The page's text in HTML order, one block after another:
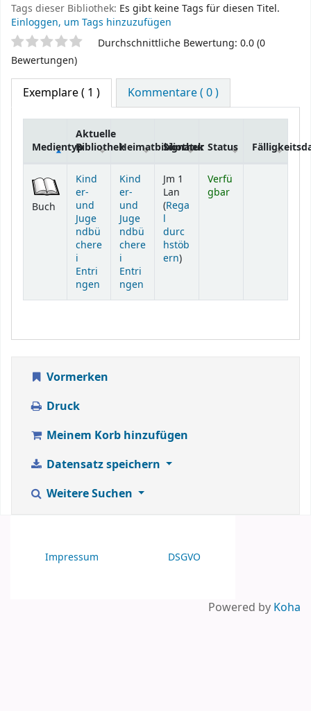
Tags dieser Bibliothek: Es gibt keine Tags für diesen Titel.
Einloggen, um Tags hinzuzufügen
SternchenbewertungDurchschnittliche Bewertung: 0.0 (0
Bewertungen)
Exemplare( 1 ) Kommentare ( 0 )
Medientyp
Aktuelle
BibliothekHeimatbibliothek
Signatur Status
Buch
Kind
er-
und
Juge
ndbü
chere
i
Entri
ngen
Kind
er-
und
Juge
ndbü
chere
i
Entri
ngen
Jm 1
Lan
(Rega
l
durc
hstöb
ern(Öffnet sich unterhalb)
)
Verfü
gbar
Vormerken
Druck
Meinem Korb hinzufügen
Datensatz speichern
Weitere Suchen
Impressum DSGVO
Powered by Koha